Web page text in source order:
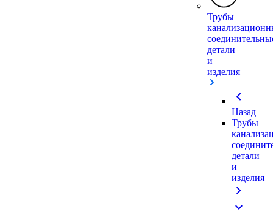
Трубы
детали
и
изделия
chevron_left
Назад
Трубы
детали
и
изделия
chevron_right
expand_more